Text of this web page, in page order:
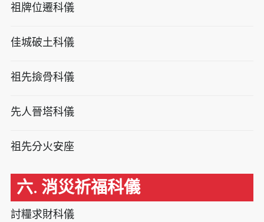
祖牌位遷科儀
佳城破土科儀
祖先撿骨科儀
先人晉塔科儀
祖先分火安座
六. 消災祈福科儀
討糧求財科儀